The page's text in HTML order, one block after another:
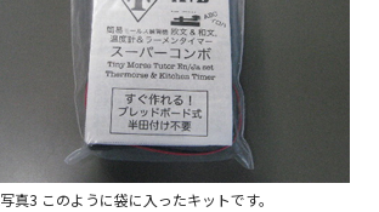
写真3 このように袋に入ったキットです。